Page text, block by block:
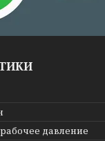
давление